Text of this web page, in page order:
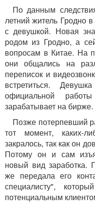
По данным
летний житель Гродно
с девушкой. Новая
родом из Гродно, а
вопросам в Китае. На
они общались на
переписок и
встретиться.
официальной
зарабатывает на бирже.
Позже потерпевший
тот момент, каких-
закралось, так как он
Потому он и сам
новый вид заработка.
же передала его
специалисту",
потенциальным